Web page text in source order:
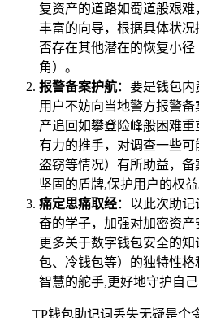
复资产的道路如蜀道般艰
丰富的向导，根据具体状
否存在其他潜在的恢复小
角）。
报警备案护航：要是钱包内
用户不妨向当地警方报警
产追回如攀登险峰般困难
有力的推手，对调查一些
盗窃等情况）有所助益，
坚固的盾牌,保护用户的权益
痛定思痛取经：以此次助
奋的学子，加强对加密资
更多关于数字钱包安全的
包、冷钱包等）的独特性
智慧的舵手,更好地守护自己
TP钱包助记词丢失无疑是个